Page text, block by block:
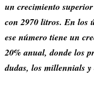
un crecimiento
con 2970 litros. En los
ese número tiene un
20% anual, donde los
dudas, los millennials y